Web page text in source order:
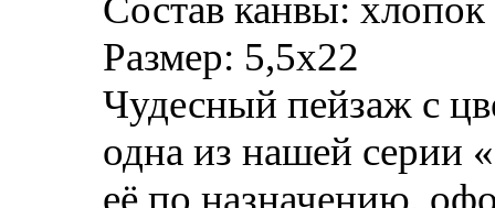
Состав канвы: хлопок
Размер: 5,5х22
Чудесный пейзаж с
одна из нашей серии
её по назначению,